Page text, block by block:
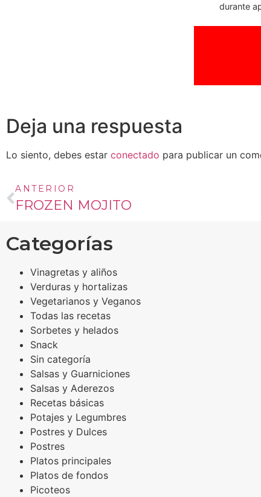
durante
Deja una respuesta
Lo siento, debes estar conectado para publicar un
ANTERIOR
FROZEN MOJITO
Categorías
Vinagretas y aliños
Verduras y hortalizas
Vegetarianos y Veganos
Todas las recetas
Sorbetes y helados
Snack
Sin categoría
Salsas y Guarniciones
Salsas y Aderezos
Recetas básicas
Potajes y Legumbres
Postres y Dulces
Postres
Platos principales
Platos de fondos
Picoteos